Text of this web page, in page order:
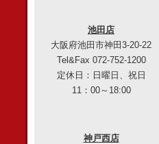
池田店
大阪府池田市神田3-20-22
Tel&Fax 072-752-1200
定休日：日曜日、祝日
11：00～18:00
神戸西店